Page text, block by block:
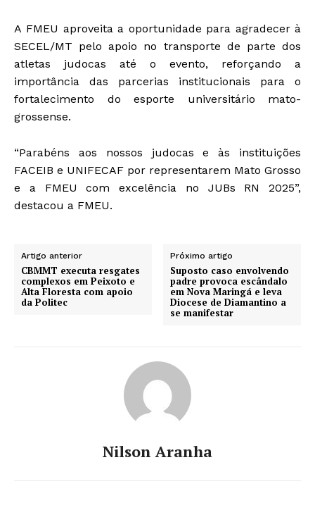
A FMEU aproveita a oportunidade para agradecer à
SECEL/MT pelo apoio no transporte de parte dos
atletas judocas até o evento, reforçando a
importância das parcerias institucionais para o
fortalecimento do esporte universitário mato-
grossense.
“Parabéns aos nossos judocas e às instituições
FACEIB e UNIFECAF por representarem Mato Grosso
e a FMEU com excelência no JUBs RN 2025”,
destacou a FMEU.
Artigo anterior
CBMMT executa resgates
complexos em Peixoto e
Alta Floresta com apoio
da Politec
Próximo artigo
Suposto caso envolvendo
padre provoca escândalo
em Nova Maringá e leva
Diocese de Diamantino a
se manifestar
Nilson Aranha